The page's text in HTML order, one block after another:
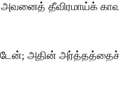
தீவிரமாய்க்
அதின்